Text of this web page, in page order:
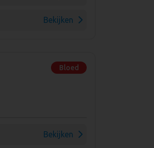
Bekijken
Bloed
Bekijken